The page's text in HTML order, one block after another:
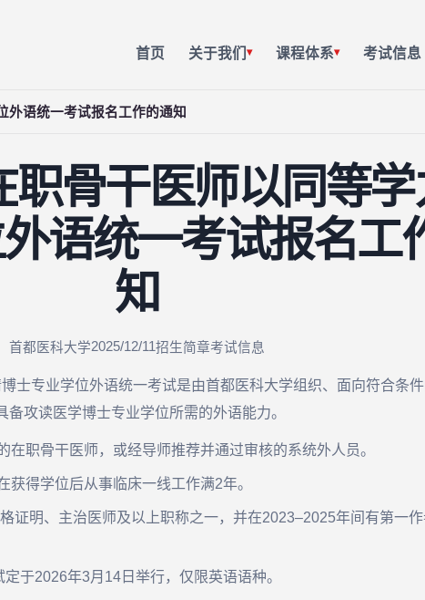
首页 关于我们 ▾ 课程体系▾ 考试信息
外语统一考试报名工作的通知
职骨干医师以同等
语统一考试报名工
知
首都医科大学2025/12/11招生简章考试信息
士专业学位外语统一考试是由首都医科大学组织、面向符合条
攻读医学博士专业学位所需的外语能力。
职骨干医师，或经导师推荐并通过审核的系统外人员。
得学位后从事临床一线工作满2年。
证明、主治医师及以上职称之一，并在2023–2025年间有第一
于2026年3月14日举行，仅限英语语种。